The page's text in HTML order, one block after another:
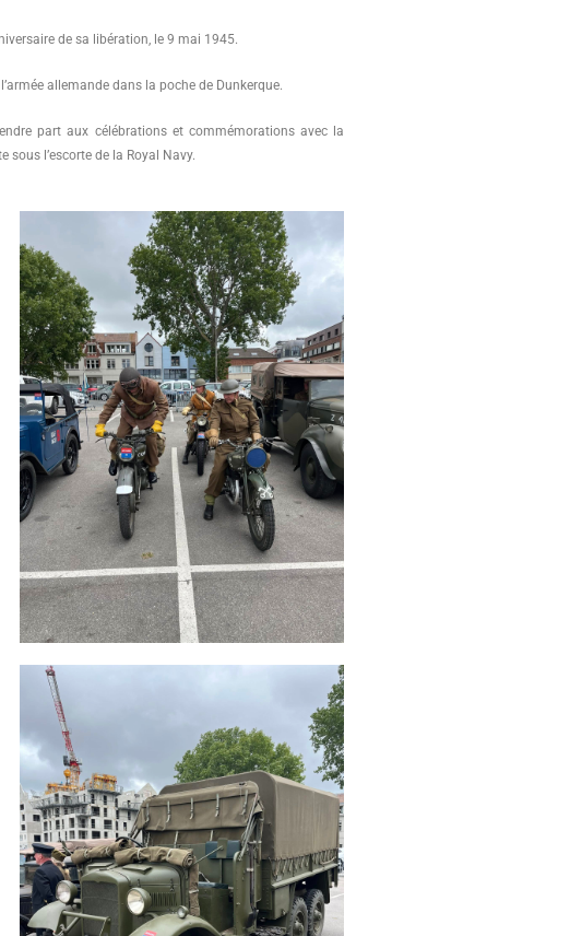
de sa libération, le 9 mai 1945.
allemande dans la poche de Dunkerque.
part aux célébrations et commémorations avec la
l’escorte de la Royal Navy.